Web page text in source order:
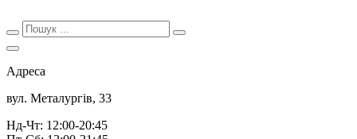
Адреса
вул. Металургів, 33
Нд-Чт: 12:00-20:45